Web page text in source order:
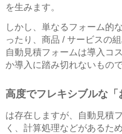
を生みます。
しかし、単なるフォーム的
ったり、商品 / サービスの
自動見積フォームは導入コ
か導入に踏み切れないもので
高度でフレキシブルな「
は存在しますが、自動見積
く、計算処理などがあるた